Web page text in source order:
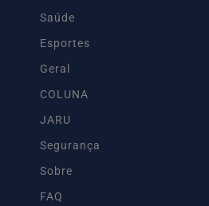
Saúde
Esportes
Geral
COLUNA
JARU
Segurança
Sobre
FAQ